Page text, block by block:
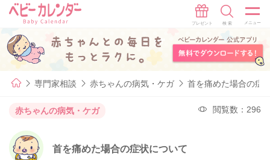
専門家相談 赤ちゃんの病気・ケガ 首を痛めた場合の症
赤ちゃんの病気・ケガ 閲覧数：296
首を痛めた場合の症状について